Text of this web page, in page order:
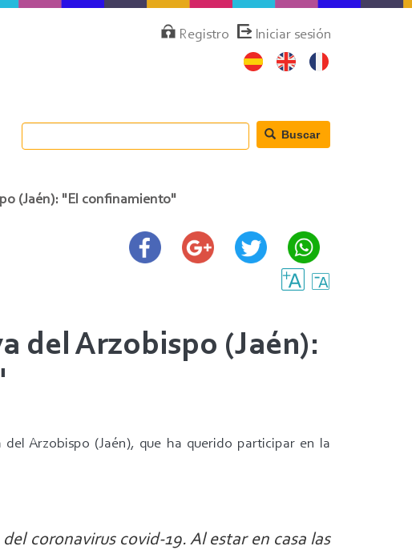
MenúRegistro Iniciar sesión
Buscar
(Jaén): "El confinamiento"
del Arzobispo (Jaén):
Arzobispo (Jaén), que ha querido participar en la
coronavirus covid-19. Al estar en casa las